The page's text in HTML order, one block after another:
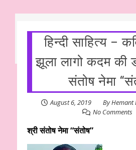
हिन्दी साहित्य –
झूला लागो कदम की
संतोष नेमा
August 6, 2019 ByHemant
No Comments
श्री संतोष नेमा “संतोष”